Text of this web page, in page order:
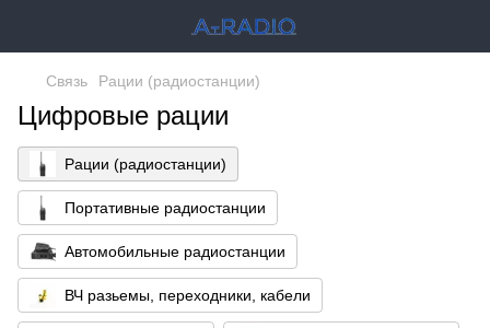
Связь Рации (радиостанции)
Цифровые рации
Рации (радиостанции)
Портативные радиостанции
Автомобильные радиостанции
ВЧ разьемы, переходники, кабели